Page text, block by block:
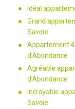
Idéal
Grand
Savoie
Appartement 4
d'Abondance
Agréable
d'Abondance
Incroyable
Savoie